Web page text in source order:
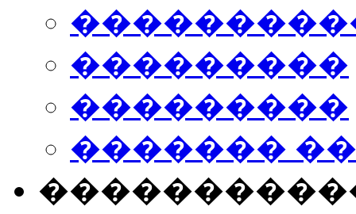
���������
���������
�������